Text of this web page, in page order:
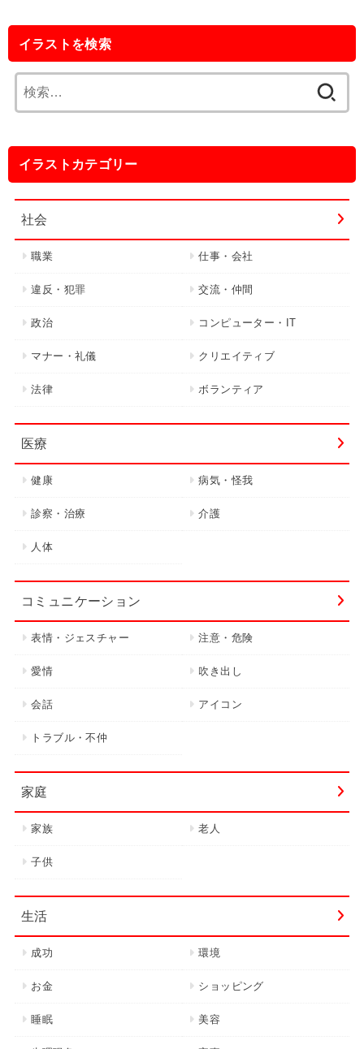
イラストを検索
索:
イラストカテゴリー
社会
職業 仕事・会社
違反・犯罪 交流・仲間
政治 コンピューター・IT
マナー・礼儀 クリエイティブ
法律 ボランティア
医療
健康 病気・怪我
診察・治療 介護
人体
コミュニケーション
表情・ジェスチャー 注意・危険
愛情 吹き出し
会話 アイコン
トラブル・不仲
家庭
家族 老人
子供
生活
成功 環境
お金 ショッピング
睡眠 美容